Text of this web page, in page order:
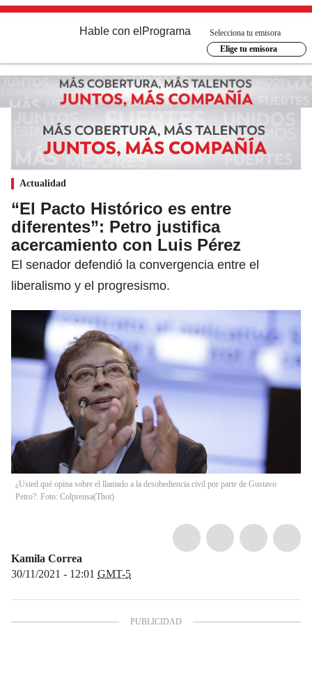
Hable con el Programa
Selecciona tu emisora
Elige tu emisora
Actualidad
“El Pacto Histórico es entre
diferentes”: Petro justifica
acercamiento con Luis Pérez
El senador defendió la convergencia entre el
liberalismo y el progresismo.
¿Usted qué opina sobre el llamado a la desobediencia civil por parte de Gustavo
Petro?. Foto: Colprensa(Thot)
Kamila Correa
30/11/2021 - 12:01 GMT-5